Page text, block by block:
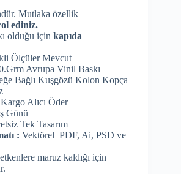
Mutlaka özellik
ediniz.
olduğu için kapıda
Ölçüler Mevcut
Avrupa Vinil Baskı
Bağlı Kuşgözü Kolon Kopça
Alıcı Öder
Günü
Tek Tasarım
: Vektörel PDF, Ai, PSD ve
maruz kaldığı için